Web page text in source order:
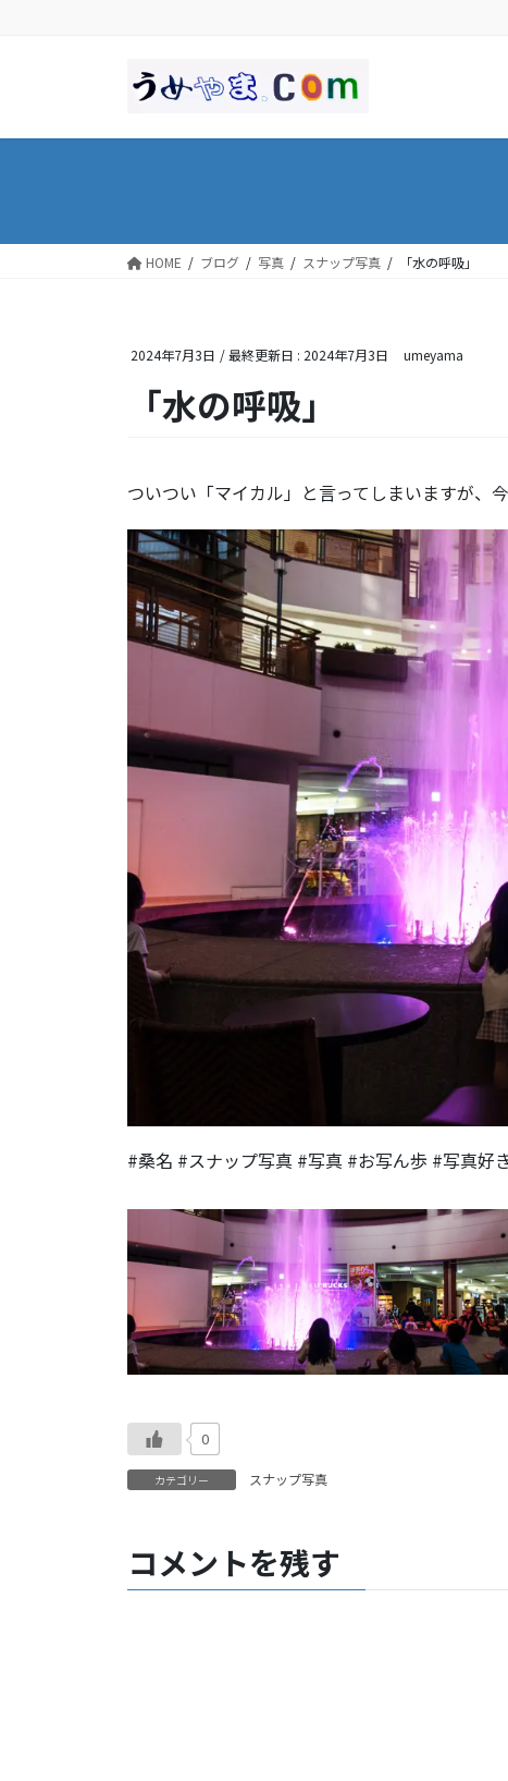
に
ョ
動
HOME ブログ 写真 スナップ写真 「水の呼吸」
2024年7月3日 / 最終更新日 : 2024年7月3日 umeyama
「水の呼吸」
ついつい「マイカル」と言ってしまいますが、
#桑名 #スナップ写真 #写真 #お写ん歩 #写真好
0
カテゴリー スナップ写真
コメントを残す